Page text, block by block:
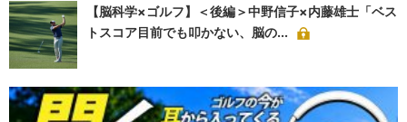
【脳科学×ゴルフ】＜後編＞中野信子×内藤雄士「ベス
トスコア目前でも叩かない、脳の...